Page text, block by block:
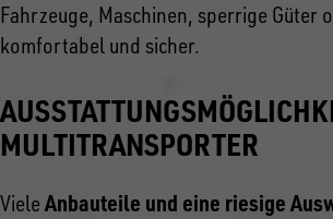
Fahrzeuge, Maschinen, sperrige Güter
komfortabel und sicher.
MULTITRANSPORTER
VieleAnbauteile und eine riesige